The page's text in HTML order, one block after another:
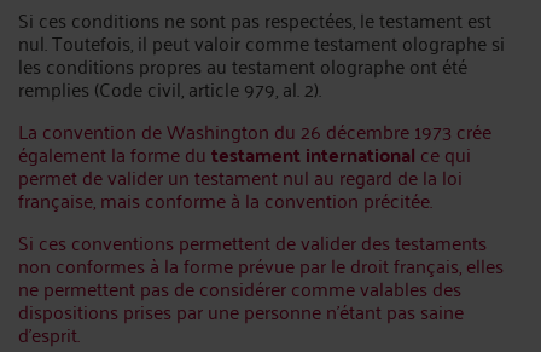
Si ces conditions ne sont pas respectées, le testament est
nul. Toutefois, il peut valoir comme testament olographe si
les conditions propres au testament olographe ont été
remplies (Code civil, article 979, al. 2).
La convention de Washington du 26 décembre 1973 crée
également la forme dutestament international ce qui
permet de valider un testament nul au regard de la loi
française, mais conforme à la convention précitée.
Si ces conventions permettent de valider des testaments
non conformes à la forme prévue par le droit français, elles
ne permettent pas de considérer comme valables des
dispositions prises par une personne n’étant pas saine
d’esprit.